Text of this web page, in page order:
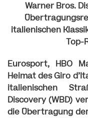
Warner Bros.
italienischen
Top-
Eurosport, HBO
Heimat des Giro
italienischen
Discovery (WBD)
die Übertragung